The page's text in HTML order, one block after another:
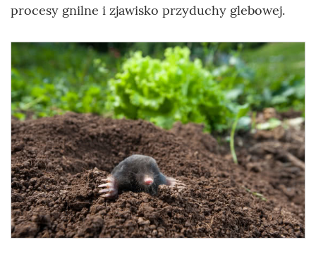
procesy gnilne i zjawisko przyduchy glebowej.